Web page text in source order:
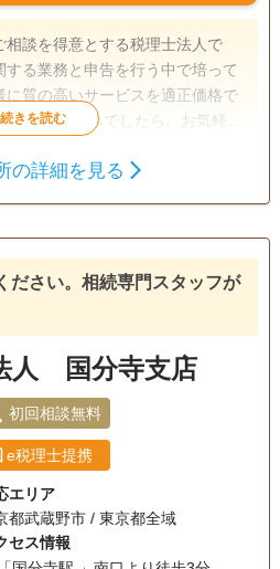
談を得意とする税理士法人で
る業務と申告を行う中で培って
に質の高いサービスを適正価格で
ことでお悩みでしたら、お気軽に
遺産分割
戸籍収集 相続税対策
面談可 事務所面談可
の詳細を見る
ださい。相続専門スタッフが
人 国分寺支店
初回相談無料
e税理士提携
エリア
都武蔵野市 / 東京都全域
セス情報